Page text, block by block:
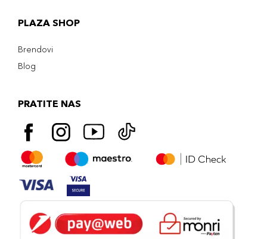
PLAZA SHOP
Brendovi
Blog
PRATITE NAS